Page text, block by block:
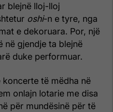
blejnë lloj-lloj
oshi-n e tyre, nga
e dekoruara. Por, një
në gjendje ta blejnë
duke performuar.
koncerte të mëdha në
onlajn lotarie me disa
për mundësinë për të